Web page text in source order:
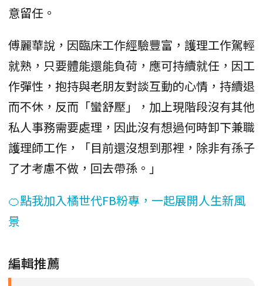
意留任。
傅麗華說，因臨床工作經驗豐富，護理工作駕輕
就熟，只要體能還能負荷，應可持續就任，因工
作彈性，抱持與老朋友對談互動的心情，持續退
而不休，反而「蠻舒壓」，加上現階段沒有其他
私人事務需要處理，因此沒有想過何時卸下兼職
護理師工作，「目前還沒想到那裡，除非有孫子
了才考慮不做，回去帶孫。」
🍊點我加入橘世代FB粉專，一起展開人生新風
景
編輯推薦